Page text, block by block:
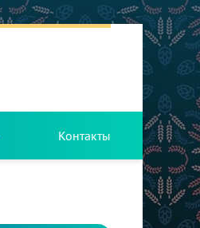
Контакты